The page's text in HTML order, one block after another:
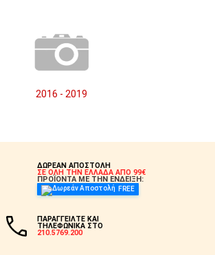
2016 - 2019
ΔΩΡΕΑΝ ΑΠΟΣΤΟΛΗ
ΣΕ ΟΛΗ ΤΗΝ ΕΛΛΑΔΑ ΑΠΟ 99€
ΠΡΟΪΟΝΤΑ ΜΕ ΤΗΝ ΕΝΔΕΙΞΗ:
FREE
ΠΑΡΑΓΓΕΙΛΤΕ ΚΑΙ
ΤΗΛΕΦΩΝΙΚΑ ΣΤΟ
210.5769.200